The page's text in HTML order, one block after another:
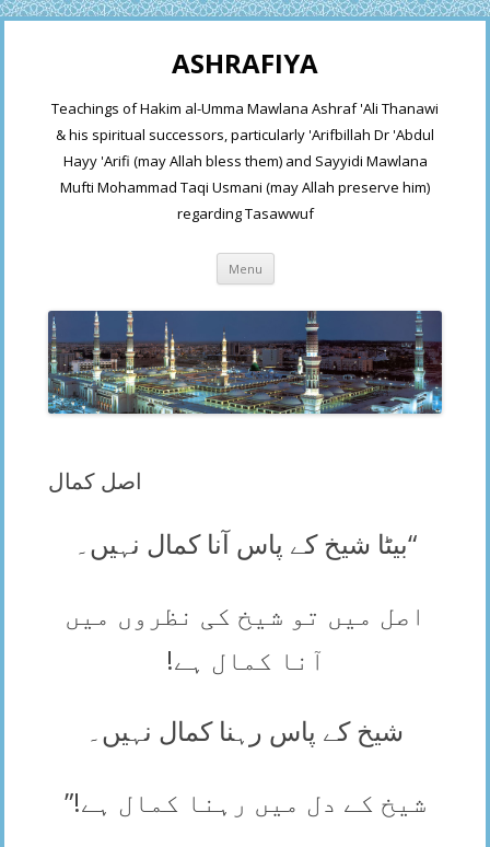
ASHRAFIYA
Teachings of Hakim al-Umma Mawlana Ashraf 'Ali Thanawi
& his spiritual successors, particularly 'Arifbillah Dr 'Abdul
Hayy 'Arifi (may Allah bless them) and Sayyidi Mawlana
Mufti Mohammad Taqi Usmani (may Allah preserve him)
regarding Tasawwuf
Menu Skip
content
اصل کمال
“بیٹا شیخ کے پاس آنا کمال نہیں۔
اصل میں تو شیخ کی نظروں میں
آنا کمال ہے!
شیخ کے پاس رہنا کمال نہیں۔
شیخ کے دل میں رہنا کمال ہے!”